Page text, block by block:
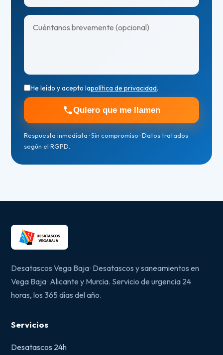
He leído y acepto lapolítica de privacidad.
Quiero que me llamen
Respuesta inmediata · Sin compromiso · Datos tratados
según el RGPD.
Desatascos Vega Baja · Desatascos y saneamientos en
Vega Baja · Alicante y Murcia. Servicio de urgencia 24
horas, los 365 días del año.
Servicios
Desatascos 24h